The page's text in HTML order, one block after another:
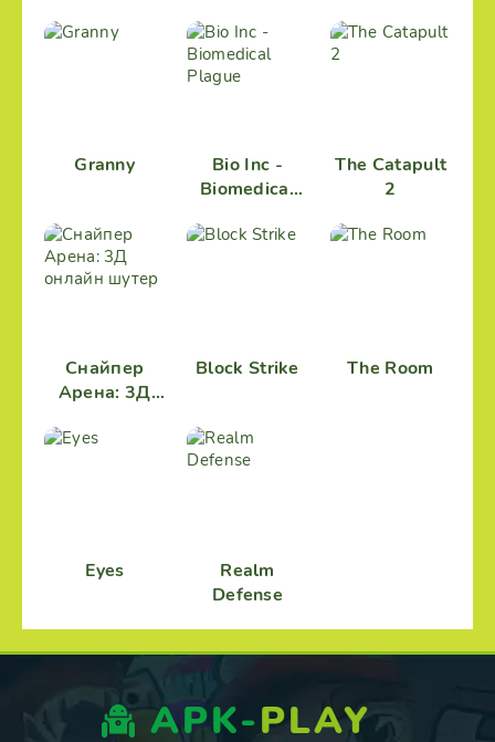
Granny
Bio Inc -
Biomedical
The Catapult
2
Снайпер
Арена: 3Д
шутер
Block Strike The Room
Eyes
Realm
Defense
APK-PLAY